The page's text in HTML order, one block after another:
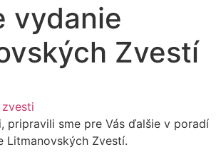
vydanie
Zvestí
pripravili sme pre Vás ďalšie v poradí
Litmanovských Zvestí.